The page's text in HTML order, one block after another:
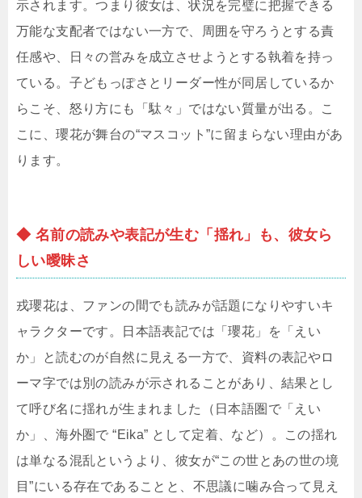
示されます。つまり彼女は、状況を完璧に把握できる
万能な支配者ではない一方で、周囲を守ろうとする責
任感や、日々の営みを成立させようとする執着を持っ
ている。子どもっぽさとリーダー性が同居しているか
らこそ、怒り方にも「駄々」ではない質量が出る。こ
こに、瓔花が舞台の“マスコット”に留まらない理由があ
ります。
◆ 名前の読みや表記が生む「揺れ」も、彼女ら
しい曖昧さ
戎瓔花は、ファンの間でも読みが話題になりやすいキ
ャラクターです。日本語表記では「瓔花」を「えい
か」と読むのが自然に見える一方で、資料の表記やロ
ーマ字では別の読みが示されることがあり、結果とし
て呼び名に揺れが生まれました（日本語圏で「えい
か」、海外圏で “Eika” として定着、など）。この揺れ
は単なる混乱というより、彼女が“この世とあの世の境
目”にいる存在であることと、不思議に噛み合って見え